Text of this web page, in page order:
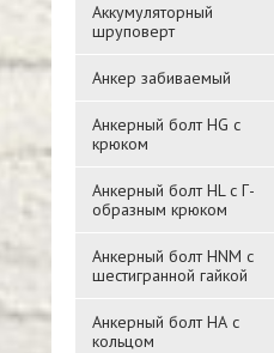
Аккумуляторный
шруповерт
Анкер забиваемый
Анкерный болт HG с
крюком
Анкерный болт HL с Г-
образным крюком
Анкерный болт HNM с
шестигранной гайкой
Анкерный болт НА с
кольцом